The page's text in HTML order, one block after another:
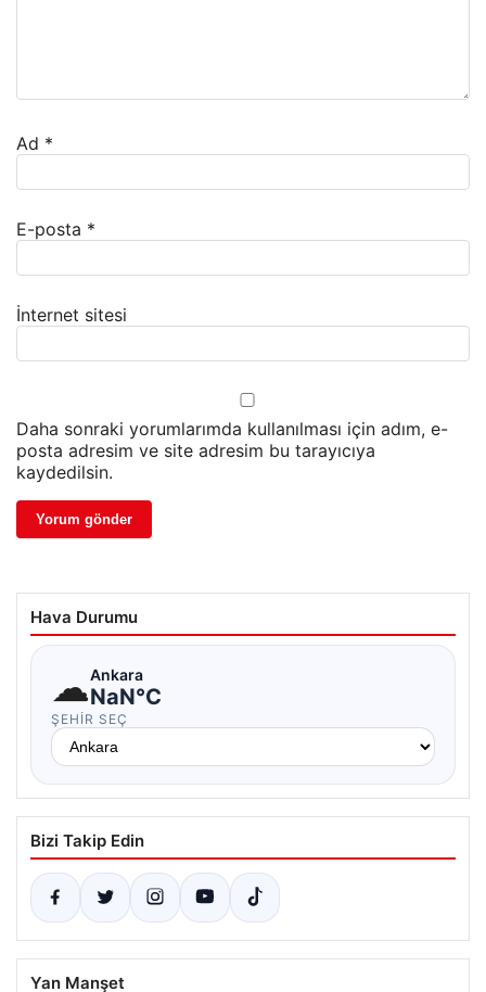
Ad *
E-posta *
İnternet sitesi
Daha sonraki yorumlarımda kullanılması için adım, e-
posta adresim ve site adresim bu tarayıcıya
kaydedilsin.
Hava Durumu
☁Ankara
NaN°C
ŞEHIR SEÇ
Bizi Takip Edin
Yan Manşet